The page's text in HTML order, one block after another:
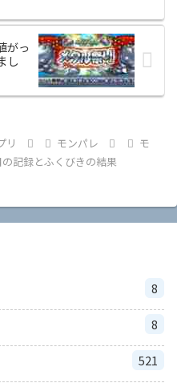
がっ
し
リ モンパレ
モ
記録とふくびきの結果
8
8
521